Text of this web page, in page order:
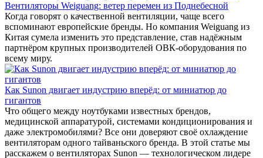
Вентиляторы Weiguang: ветер перемен из Поднебесной
Когда говорят о качественной вентиляции, чаще всего
вспоминают европейские бренды. Но компания Weiguang из
Китая сумела изменить это представление, став надёжным
партнёром крупных производителей ОВК-оборудования по
всему миру.
Как Sunon двигает индустрию вперёд: от миниатюр до
гигантов
Что общего между ноутбуками известных брендов,
медицинской аппаратурой, системами кондиционирования и
даже электромобилями? Все они доверяют своё охлаждение
вентиляторам одного тайваньского бренда. В этой статье мы
расскажем о вентиляторах Sunon — технологическом лидере